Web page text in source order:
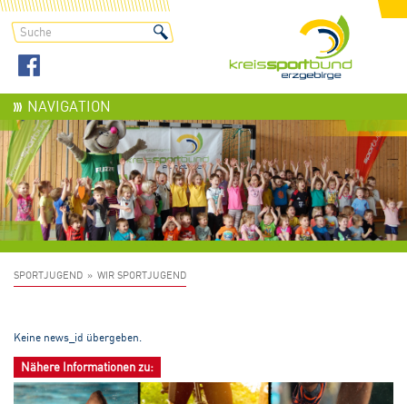
NAVIGATION
SPORTJUGEND WIR SPORTJUGEND
Keine news_id übergeben.
Nähere Informationen zu: